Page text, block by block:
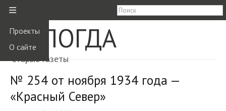
≡
Проекты
О сайте
ВОЛОГДА
старые газеты
№ 254 от ноября 1934 года —
«Красный Север»